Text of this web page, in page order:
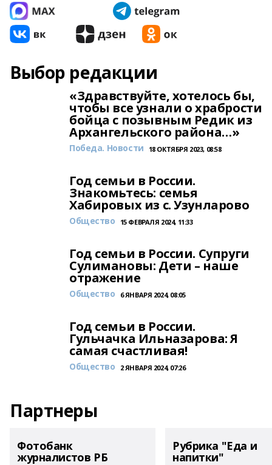
Выбор редакции
«Здравствуйте, хотелось бы,
чтобы все узнали о храбрости
бойца с позывным Редик из
Архангельского района…»
Победа. Новости 18 ОКТЯБРЯ 2023, 08:58
Год семьи в России.
Знакомьтесь: семья
Хабировых из с. Узунларово
Общество 15 ФЕВРАЛЯ 2024, 11:33
Год семьи в России. Супруги
Сулимановы: Дети – наше
отражение
Общество 6 ЯНВАРЯ 2024, 08:05
Год семьи в России.
Гульчачка Ильназарова: Я
самая счастливая!
Общество 2 ЯНВАРЯ 2024, 07:26
Партнеры
Фотобанк
журналистов РБ
Рубрика "Еда и
напитки"